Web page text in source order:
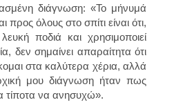
διάγνωση: «Το μήνυμά
όλους στο σπίτι είναι ότι,
ποδιά και χρησιμοποιεί
δεν σημαίνει απαραίτητα ότι
στα καλύτερα χέρια, αλλά
μου διάγνωση ήταν πως
τίποτα να ανησυχώ».